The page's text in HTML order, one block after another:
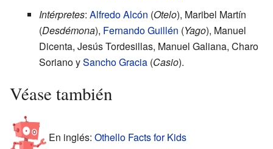
Intérpretes: Alfredo Alcón (Otelo), Maribel Martín
(Desdémona), Fernando Guillén (Yago), Manuel
Dicenta, Jesús Tordesillas, Manuel Galiana, Charo
Soriano ySancho Gracia (Casio).
Véase también
En inglés: Othello Facts for Kids